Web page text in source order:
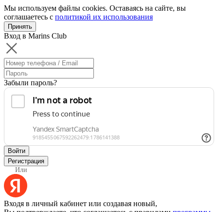
Мы используем файлы cookies. Оставаясь на сайте, вы
соглашаетесь с политикой их использования
Принять
Вход в Marins Club
Забыли пароль?
Войти
Регистрация
Или
Входя в личный кабинет или создавая новый,